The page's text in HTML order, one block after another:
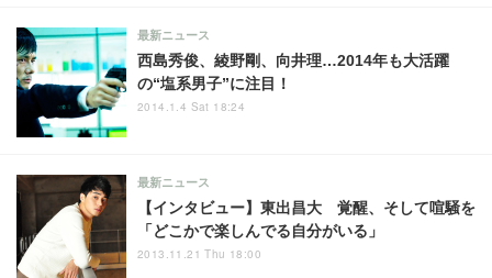
西島秀俊、綾野剛、向井理…2014年も大活躍
の“塩系男子”に注目！
最新ニュース
2014.1.4 Sat 18:24
【インタビュー】東出昌大 覚醒、そして喧騒を
「どこかで楽しんでる自分がいる」
最新ニュース
2013.11.21 Thu 18:00